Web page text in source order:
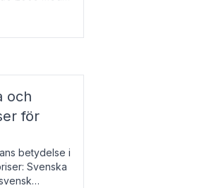
och
för
betydelse i
Svenska